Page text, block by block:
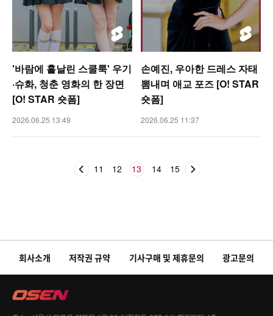
'바람에 흩날린 스쿨룩' 우기
·슈화, 청춘 영화의 한 장면
[O! STAR 숏폼]
2026.06.25 13:49
손예진, 우아한 드레스 자태
뽐내며 애교 포즈 [O! STAR
숏폼]
2026.06.25 11:37
11 12 13 14 15
회사소개 저작권 규약 기사구매 및 제휴문의 광고문의